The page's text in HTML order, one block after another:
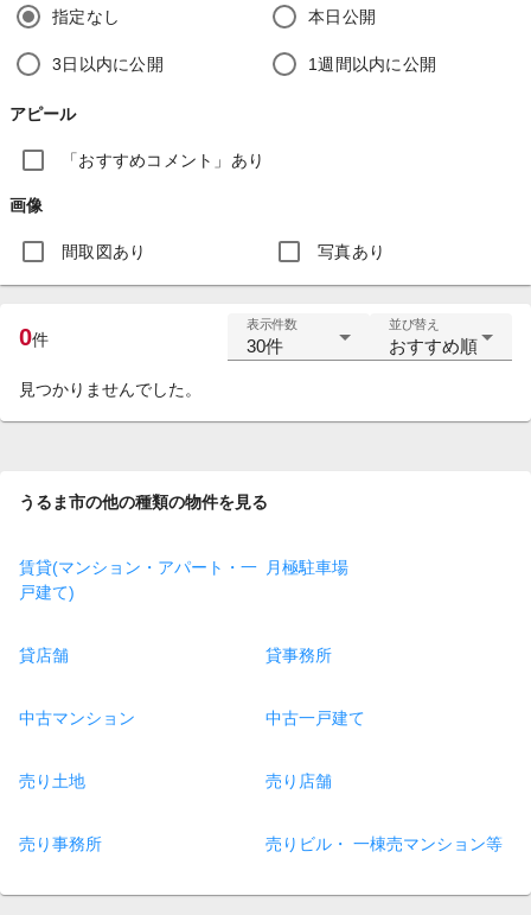
指定なし 本日公開
3日以内に公開 1週間以内に公開
アピール
「おすすめコメント」あり
画像
間取図あり 写真あり
0件
表示件数
30件
並び替え
おすすめ順
見つかりませんでした。
うるま市の他の種類の物件を見る
賃貸(マンション・アパート・一
戸建て)
月極駐車場
貸店舗 貸事務所
中古マンション 中古一戸建て
売り土地 売り店舗
売り事務所 売りビル・ 一棟売マンション等